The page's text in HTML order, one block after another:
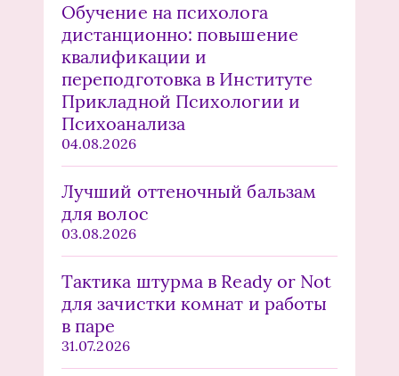
Обучение на психолога
дистанционно: повышение
квалификации и
переподготовка в Институте
Прикладной Психологии и
Психоанализа
04.08.2026
Лучший оттеночный бальзам
для волос
03.08.2026
Тактика штурма в Ready or Not
для зачистки комнат и работы
в паре
31.07.2026